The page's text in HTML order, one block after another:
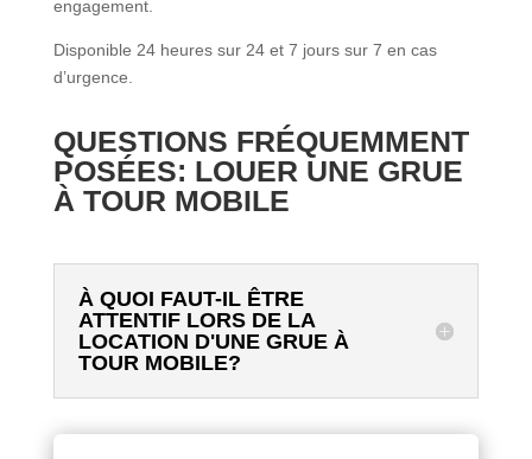
engagement.
Disponible 24 heures sur 24 et 7 jours sur 7 en cas
d’urgence.
QUESTIONS FRÉQUEMMENT
POSÉES: LOUER UNE GRUE
À TOUR MOBILE
À QUOI FAUT-IL ÊTRE
ATTENTIF LORS DE LA
LOCATION D'UNE GRUE À
TOUR MOBILE?